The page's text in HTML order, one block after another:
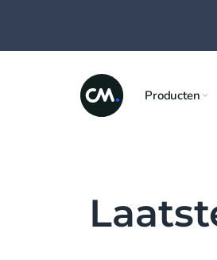
Producten